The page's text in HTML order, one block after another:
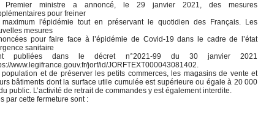
Premier ministre a annoncé, le 29 janvier 2021, des mesures
pour freiner
l'épidémie tout en préservant le quotidien des Français. Les
mesures
pour faire face à l’épidémie de Covid-19 dans le cadre de l’état
sanitaire
publiées dans le décret n°2021-99 du 30 janvier 2021
www.legifrance.gouv.fr/jorf/id/JORFTEXT000043081402.
et de préserver les petits commerces, les magasins de vente et
bâtiments dont la surface utile cumulée est supérieure ou égale à 20 000
public. L’activité de retrait de commandes y est également interdite.
par cette fermeture sont :